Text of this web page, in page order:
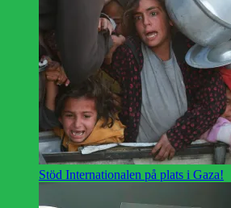
Stöd Internationalen på plats i Gaza!